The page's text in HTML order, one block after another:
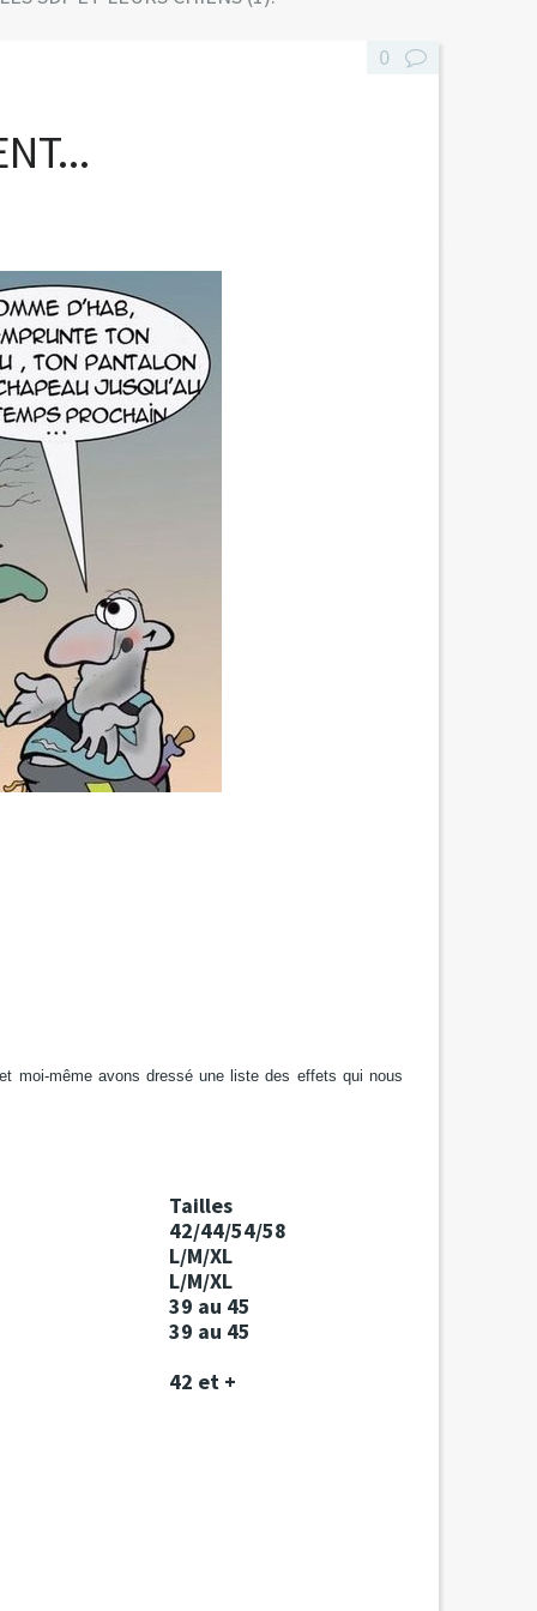
moi-même avons dressé une listedes effets qui nous
Tailles
42/44/54/58
L/M/XL
L/M/XL
39 au 45
39 au 45
42 et +
0